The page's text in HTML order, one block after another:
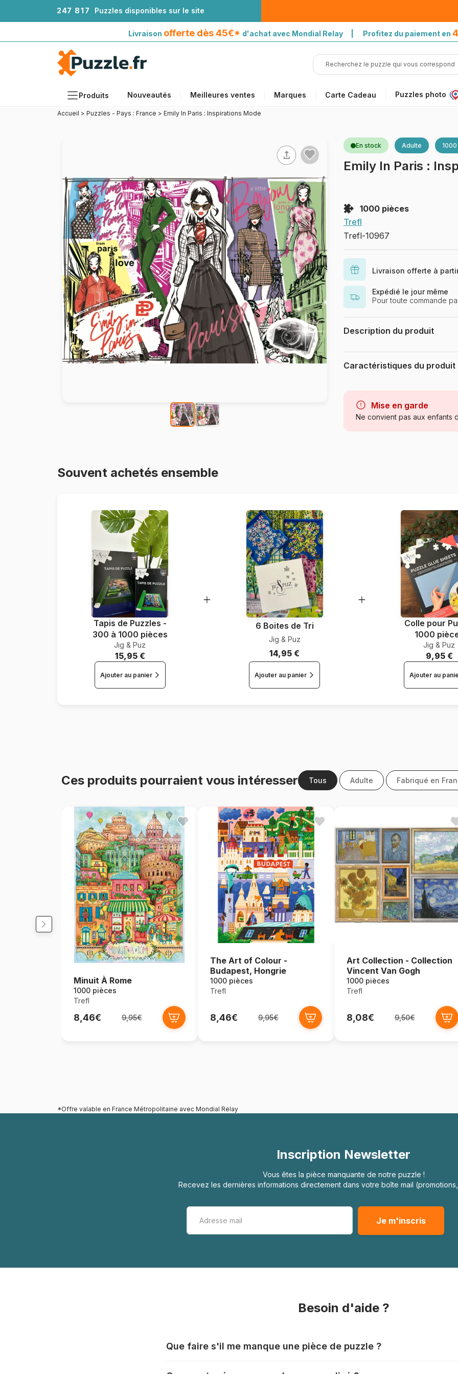
247 81 7 Puzzles disponibles sur le site
Livraison offerte dès 45€* d'achat avec Mondial Relay | Profitez du paiement en
Produits Nouveautés Meilleures ventes Marques Carte Cadeau Puzzles photo
Âges
Artistes
Accessoires
Puzzles en bois
Peinture au numéro
avec Mondial Relay
Accueil > Puzzles - Pays : France > Emily In Paris : Inspirations Mode
En stock Adulte
Emily In Paris :
1000 pièces
Trefl
Trefl-10967
Livraison offerte à
Expédié le jour même
Pour toute commande
Description du produit
PARAMOUNT PICTUR Emily in
Caractéristiques du produit
Catégorie
Age
Mise en garde
Ne convient pas aux enfants
Souvent achetés ensemble
Tapis de Puzzles -
300 à 1000 pièces
Jig & Puz
15,95 €
Ajouter au panier
6 Boites de Tri
Jig & Puz
14,95 €
Ajouter au panier
Colle pour
1000
Jig & Puz
9,95 €
Ajouter au
Ces produits pourraient vous intéresser Tous Adulte Fabriqué en
Minuit À Rome
1000 pièces
Trefl
8,46€ 9,95€
The Art of Colour -
Budapest, Hongrie
1000 pièces
Trefl
8,46€ 9,95€
Art Collection - Collection
Vincent Van Gogh
1000 pièces
Trefl
8,08€ 9,50€
*Offre valable en France Métropolitaine avec Mondial Relay
Inscription Newsletter
Vous êtes la pièce manquante de notre puzzle !
Recevez les dernières informations directement dans votre boîte mail
Besoin d'aide ?
Que faire s'il me manque une pièce de puzzle ?